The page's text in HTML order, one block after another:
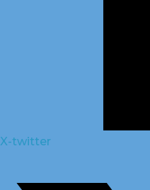
X-twitter